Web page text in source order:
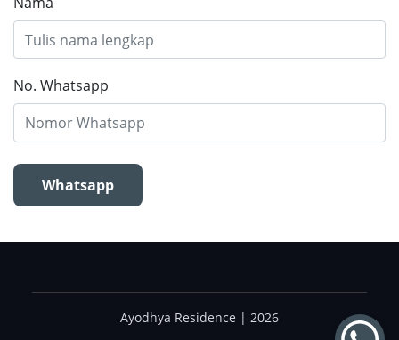
No. Whatsapp
Whatsapp
Ayodhya Residence | 2026